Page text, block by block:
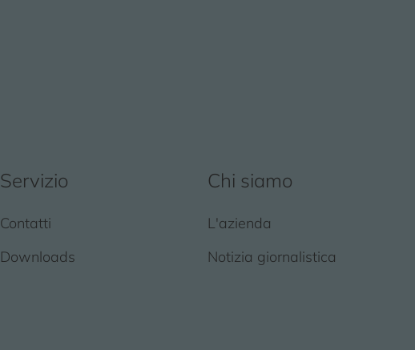
Servizio
Contatti
Downloads
Chi siamo
L'azienda
Notizia giornalistica